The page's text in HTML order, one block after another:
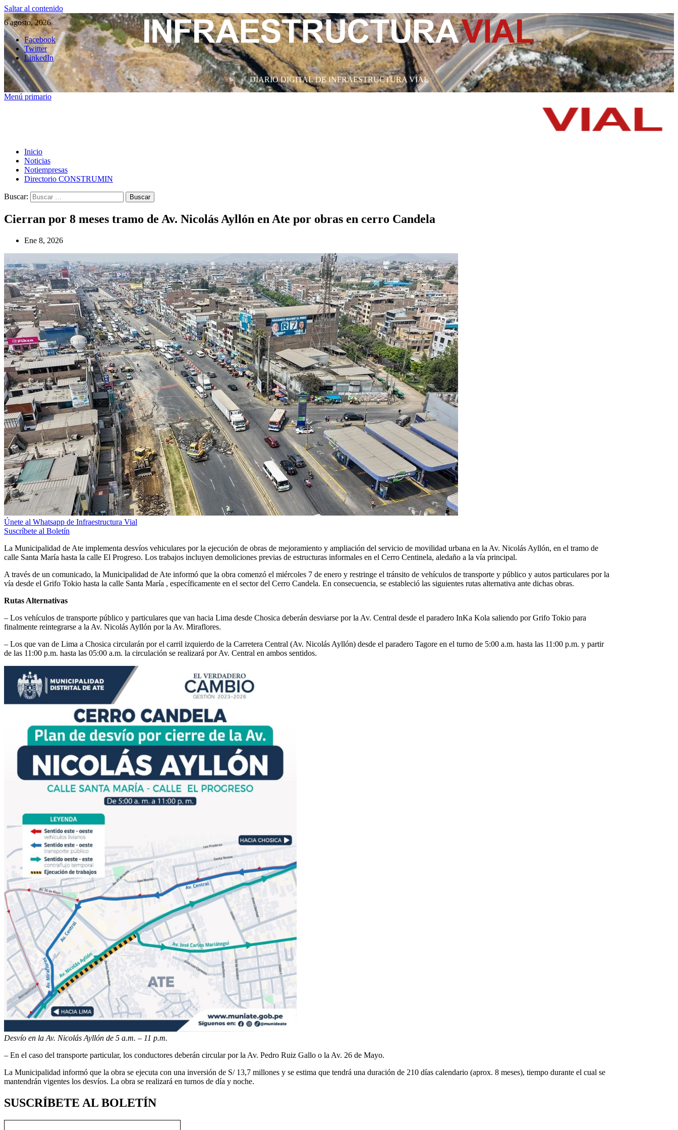
Saltar al contenido
6 agosto, 2026
Facebook
Twitter
LinkedIn
DIARIO DIGITAL DE INFRAESTRUCTURA VIAL
Menú primario
Inicio
Noticias
Notiempresas
Directorio CONSTRUMIN
Buscar:
Cierran por 8 meses tramo de Av. Nicolás Ayllón en Ate por obras en cerro Candela
Ene 8, 2026
Únete al Whatsapp de Infraestructura Vial
Suscríbete al Boletín
La Municipalidad de Ate implementa desvíos vehiculares por la ejecución de obras de mejoramiento y ampliación del servicio de movilidad urbana en la Av. Nicolás Ayllón, en el tramo de
calle Santa María hasta la calle El Progreso. Los trabajos incluyen demoliciones previas de estructuras informales en el Cerro Centinela, aledaño a la vía principal.
A través de un comunicado, la Municipalidad de Ate informó que la obra comenzó el miércoles 7 de enero y restringe el tránsito de vehículos de transporte y público y autos particulares por la
vía desde el Grifo Tokio hasta la calle Santa María , específicamente en el sector del Cerro Candela. En consecuencia, se estableció las siguientes rutas alternativa ante dichas obras.
Rutas Alternativas
– Los vehículos de transporte público y particulares que van hacia Lima desde Chosica deberán desviarse por la Av. Central desde el paradero InKa Kola saliendo por Grifo Tokio para
finalmente reintegrarse a la Av. Nicolás Ayllón por la Av. Miraflores.
– Los que van de Lima a Chosica circularán por el carril izquierdo de la Carretera Central (Av. Nicolás Ayllón) desde el paradero Tagore en el turno de 5:00 a.m. hasta las 11:00 p.m. y partir
de las 11:00 p.m. hasta las 05:00 a.m. la circulación se realizará por Av. Central en ambos sentidos.
Desvío en la Av. Nicolás Ayllón de 5 a.m. – 11 p.m.
– En el caso del transporte particular, los conductores deberán circular por la Av. Pedro Ruiz Gallo o la Av. 26 de Mayo.
La Municipalidad informó que la obra se ejecuta con una inversión de S/ 13,7 millones y se estima que tendrá una duración de 210 días calendario (aprox. 8 meses), tiempo durante el cual se
mantendrán vigentes los desvíos. La obra se realizará en turnos de día y noche.
SUSCRÍBETE AL BOLETÍN